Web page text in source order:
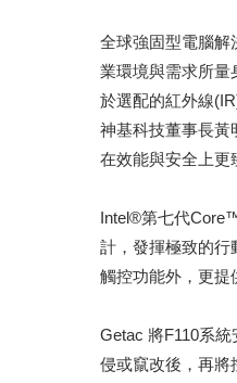
全球強固型電腦解
業環境與需求所量
於選配的紅外線
神基科技董事長黃
在效能與安全上更
Intel®第七代
計，發揮極致的行
觸控功能外，更提
Getac 將F110系
侵或竄改後，再將